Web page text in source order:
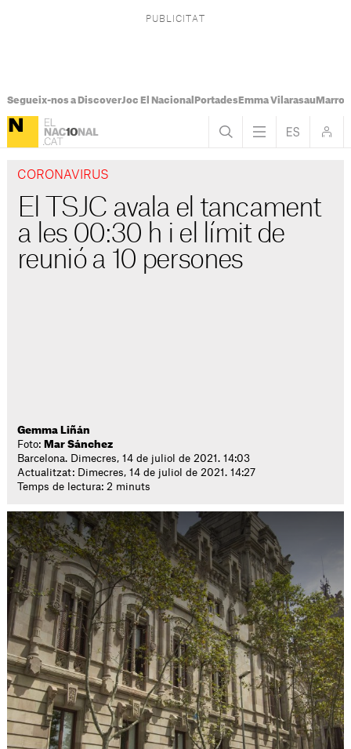
Segueix-nos a DiscoverJoc El Nacional PortadesEmma Vilarasau
CORONAVIRUS
El TSJC avala el tancament
a les 00:30 h i el límit de
reunió a 10 persones
Gemma Liñán
Foto: Mar Sánchez
Barcelona. Dimecres, 14 de juliol de 2021. 14:03
Actualitzat: Dimecres, 14 de juliol de 2021. 14:27
Temps de lectura: 2 minuts